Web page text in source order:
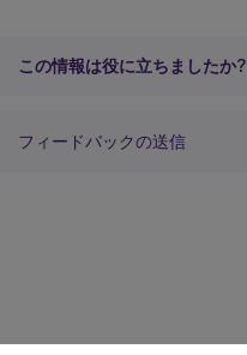
この情報は役に立ちましたか?
フィードバックの送信